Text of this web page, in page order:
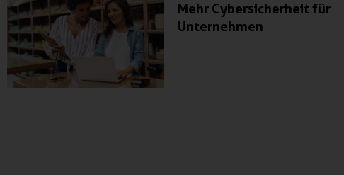
Mehr Cybersicherheit für
Unternehmen